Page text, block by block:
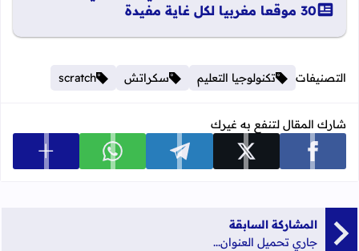
30 موقعا مغربيا لكل غاية مفيدة
التصنيفات تكنولوجيا التعليم سكراتش scratch
شارك المقال لتنفع به غيرك
شارك على facebook شارك على x شارك على telegram شارك على whatsapp عرض
المشاركة السابقة
جاري تحميل العنوان...